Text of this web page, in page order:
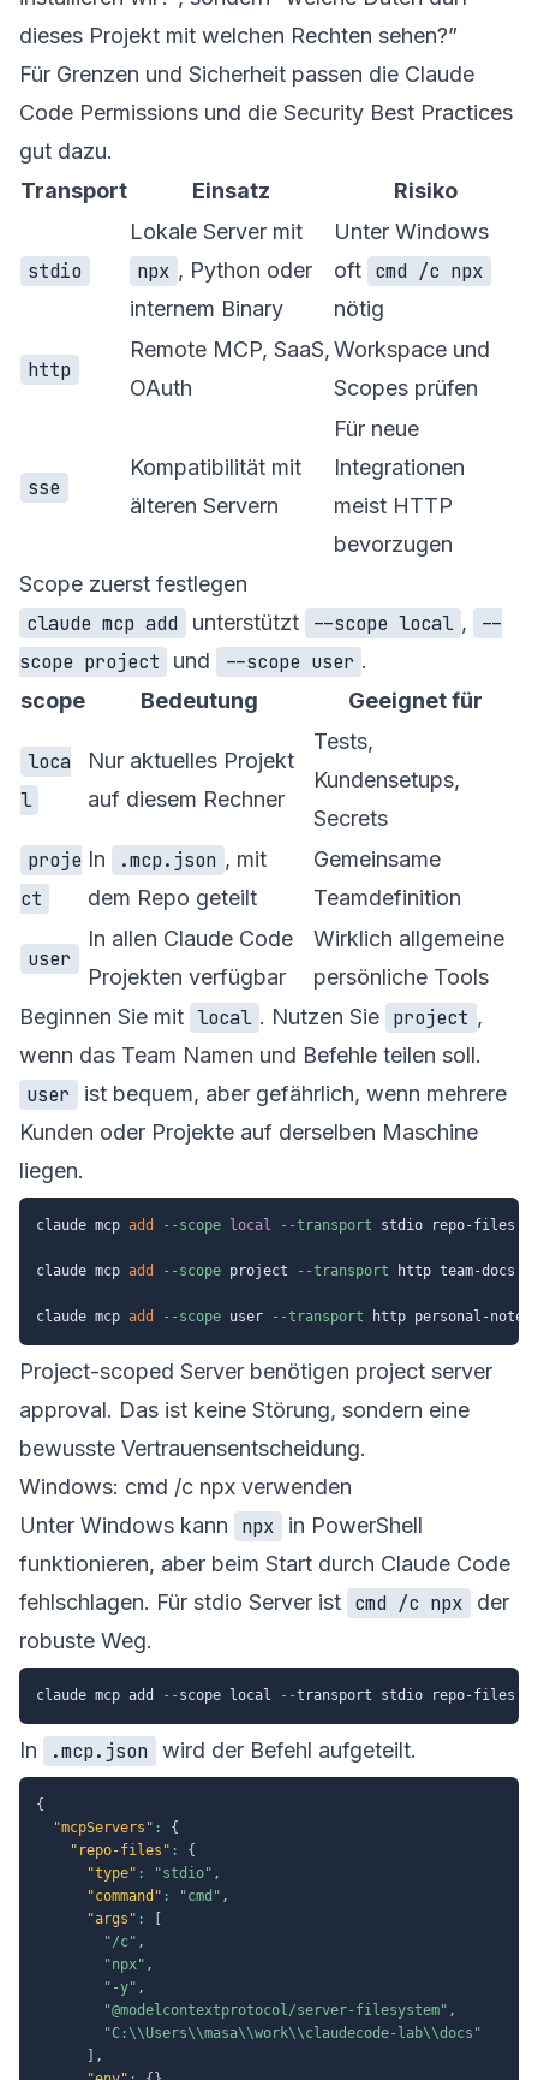
dieses Projekt mit welchen Rechten sehen?”
Für Grenzen und Sicherheit passen die Claude
Code Permissions und die Security Best Practices
gut dazu.
Transport
Einsatz Risiko
stdio
Lokale Server mit
npx , Python oder
internem Binary
Unter Windows
oft cmd /c npx
nötig
http
Remote MCP, SaaS,
OAuth
Workspace und
Scopes prüfen
sse
Kompatibilität mit
älteren Servern
Für neue
Integrationen
meist HTTP
bevorzugen
Scope zuerst festlegen
claude mcp add
unterstützt --scope local ,
--
scope project
und --scope user .
scope
Bedeutung Geeignet für
loca
l
Nur aktuelles Projekt
auf diesem Rechner
Tests,
Kundensetups,
Secrets
proje
ct
In .mcp.json , mit
dem Repo geteilt
Gemeinsame
Teamdefinition
user
In allen Claude Code
Projekten verfügbar
Wirklich allgemeine
persönliche Tools
Beginnen Sie mit local . Nutzen Sie project ,
wenn das Team Namen und Befehle teilen soll.
user
ist bequem, aber gefährlich, wenn mehrere
Kunden oder Projekte auf derselben Maschine
liegen.
claude mcp add --scope local --transport stdio repo-files
claude mcp add --scope project --transport http team-docs
claude mcp add --scope user --transport
Project-scoped Server benötigen project server
approval. Das ist keine Störung, sondern eine
bewusste Vertrauensentscheidung.
Windows: cmd /c npx verwenden
Unter Windows kann
npx
in PowerShell
funktionieren, aber beim Start durch Claude Code
fehlschlagen. Für stdio Server ist cmd /c npx
der
robuste Weg.
claude mcp add -- scope local --transport stdio repo-files
In .mcp.json wird der Befehl aufgeteilt.
{
"mcpServers" :
{
"repo-files" :
{
"type" : "stdio" ,
"command" : "cmd" ,
"args" :
"/c" ,
"npx" ,
"-y" ,
"@modelcontextprotocol/server-filesystem" ,
"C:\\Users\\masa\\work\\claudecode-lab\\docs"
,